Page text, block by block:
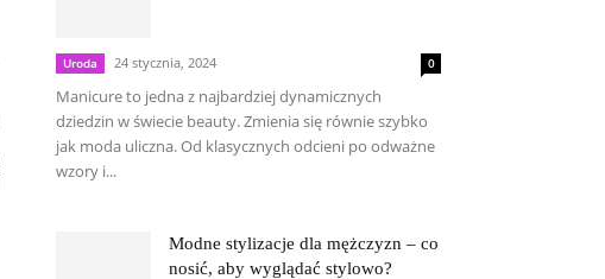
Uroda 24 stycznia, 2024 0
Manicure to jedna z najbardziej dynamicznych
dziedzin w świecie beauty. Zmienia się równie szybko
jak moda uliczna. Od klasycznych odcieni po odważne
wzory i...
Modne stylizacje dla mężczyzn – co
nosić, aby wyglądać stylowo?